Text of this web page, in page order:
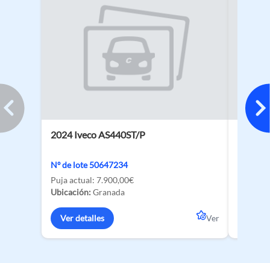
2024 Iveco AS440ST/P
Nº de lote 50647234
Puja actual: 7.900,00€
Ubicación: Granada
Ver detalles Ver
2026